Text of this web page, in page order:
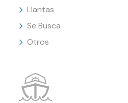
Llantas
Se Busca
Otros